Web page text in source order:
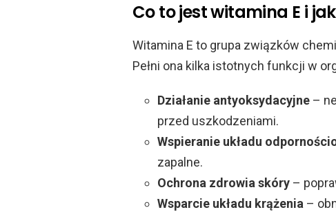
Co to jest witamina E i
Witamina E to grupa związków
Pełni ona kilka istotnych funkcji w
Działanie antyoksydacyjne –
przed uszkodzeniami.
Wspieranie układu
zapalne.
Ochrona zdrowia skóry –
Wsparcie układu krążenia –